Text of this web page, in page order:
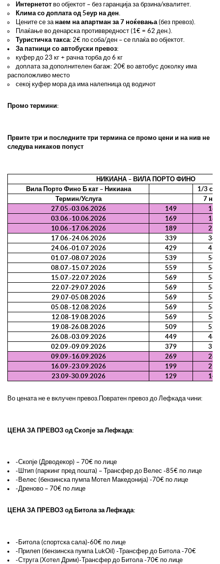
Интернетот во објектот – без гаранција за брзина/квалитет.
Клима со доплата од 5еур на ден.
Цените се за наем на апартман за 7 ноќевања (без превоз).
Плаќање во денарска противвредност (1€ = 62 ден.).
Туристичка такса: 2€ по соба/ден – се плаќа во објектот.
За патници со автобуски превоз:
куфер до 23 кг + рачна торба до 6 кг
доплата за дополнителен багаж: 20€ во автобус доколку има
расположливо место
секој куфер мора да има налепница од водичот
Промо термини:
Првите три и последните три термина се промо цени и на нив не
следува никаков попуст
НИКИАНА – ВИЛА ПОРТО ФИНО
Вила Порто Фино Б кат – Никиана
1/3
Термин/Услуга
7
27.05.-03.06.2026
149
169
03.06.-10.06.2026
169
189
10.06.-17.06.2026
189
229
17.06.-24.06.2026
339
349
24.06.-01.07.2026
429
439
01.07.-08.07.2026
539
549
08.07.-15.07.2026
559
569
15.07.-22.07.2026
569
589
22.07-29.07.2026
569
589
29.07-05.08.2026
569
589
05.08.-12.08.2026
569
589
12.08-19.08.2026
569
589
19.08-26.08.2026
509
529
26.08.-03.09.2026
449
469
02.09.-09.09.2026
379
399
09.09.-16.09.2026
269
289
16.09.-23.09.2026
199
219
23.09-30.09.2026
129 149
Во цената не е вклучен превоз.Повратен превоз до Лефкада чини:
ЦЕНА ЗА ПРЕВОЗ од Скопје за Лефкада:
-Скопје (Дрводекор) – 70€ по лице
-Штип (паркинг пред пошта) – Трансфер до Велес -85€ по лице
-Велес (бензинска пумпа Мотел Македонија) -70€ по лице
-Дреново – 70€ по лице
ЦЕНА ЗА ПРЕВОЗ од Битола за Лефкада:
-Битола (спортска сала)-60€ по лице
-Прилеп (бензинска пумпа LukOil) -Трансфер до Битола -70€
-Струга (Хотел Дрим)-Трансфер до Битола -70€ по лице